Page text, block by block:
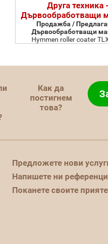
Друга техника -
Дървообработващи
Продажба /
Дървообработващи
Hymmen roller coater
Как да
постигнем
това?
Предложете нови
Напишете ни
Поканете своите